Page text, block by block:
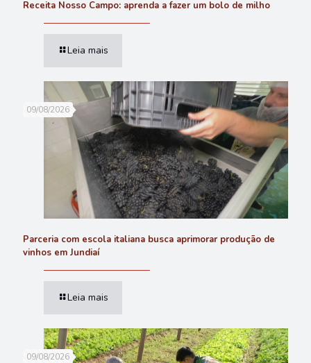
Receita Nosso Campo: aprenda a fazer um bolo de milho
Leia mais
09/08/2026
Parceria com escola italiana busca aprimorar produção de
vinhos em Jundiaí
Leia mais
09/08/2026